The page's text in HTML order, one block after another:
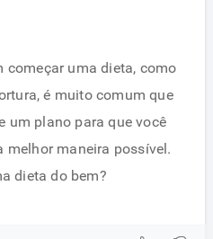
começar uma dieta, como
é muito comum que
um plano para que você
melhor maneira possível.
dieta do bem?